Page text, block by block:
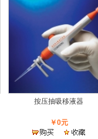
按压抽吸移液器
￥0元